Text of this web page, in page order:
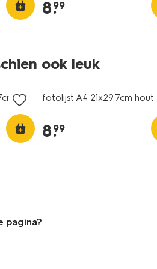
8.
99
ook leuk
fotolijst A4 21x29.7cm hout
8.
99
pagina?